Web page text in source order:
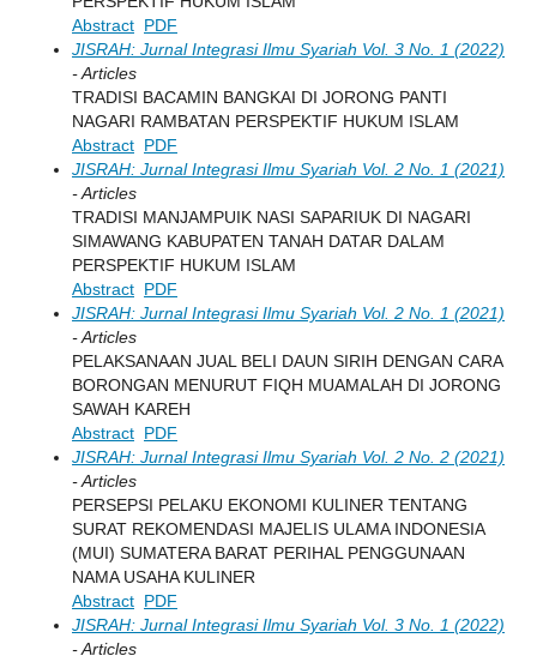
Abstract PDF
JISRAH: Jurnal Integrasi Ilmu Syariah Vol. 3 No. 1 (2022)
- Articles
TRADISI BACAMIN BANGKAI DI JORONG PANTI
NAGARI RAMBATAN PERSPEKTIF HUKUM ISLAM
Abstract PDF
JISRAH: Jurnal Integrasi Ilmu Syariah Vol. 2 No. 1 (2021)
- Articles
TRADISI MANJAMPUIK NASI SAPARIUK DI NAGARI
SIMAWANG KABUPATEN TANAH DATAR DALAM
PERSPEKTIF HUKUM ISLAM
Abstract PDF
JISRAH: Jurnal Integrasi Ilmu Syariah Vol. 2 No. 1 (2021)
- Articles
PELAKSANAAN JUAL BELI DAUN SIRIH DENGAN CARA
BORONGAN MENURUT FIQH MUAMALAH DI JORONG
SAWAH KAREH
Abstract PDF
JISRAH: Jurnal Integrasi Ilmu Syariah Vol. 2 No. 2 (2021)
- Articles
PERSEPSI PELAKU EKONOMI KULINER TENTANG
SURAT REKOMENDASI MAJELIS ULAMA INDONESIA
(MUI) SUMATERA BARAT PERIHAL PENGGUNAAN
NAMA USAHA KULINER
Abstract PDF
JISRAH: Jurnal Integrasi Ilmu Syariah Vol. 3 No. 1 (2022)
- Articles